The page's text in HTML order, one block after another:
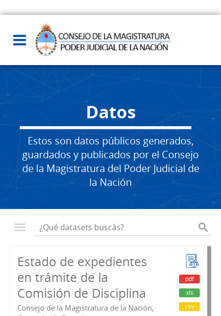
Datos
Estos son datos públicos generados,
guardados y publicados por el Consejo
de la Magistratura del Poder Judicial de
la Nación
Estado de expedientes
en trámite de la
Comisión de Disciplina
Consejo de la Magistratura de la Nación,
pdf
xls
csv